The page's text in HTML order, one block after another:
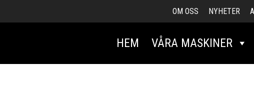
OM OSS NYHETER
HEM VÅRA MASKINER